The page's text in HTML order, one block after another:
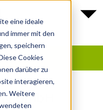
eine ideale
immer mit den
speichern
Cookies
darüber zu
interagieren,
Weitere
GmbH